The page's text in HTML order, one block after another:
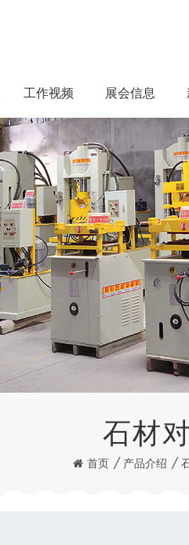
工作视频 展会信息
石材
首页 / 产品介绍 /